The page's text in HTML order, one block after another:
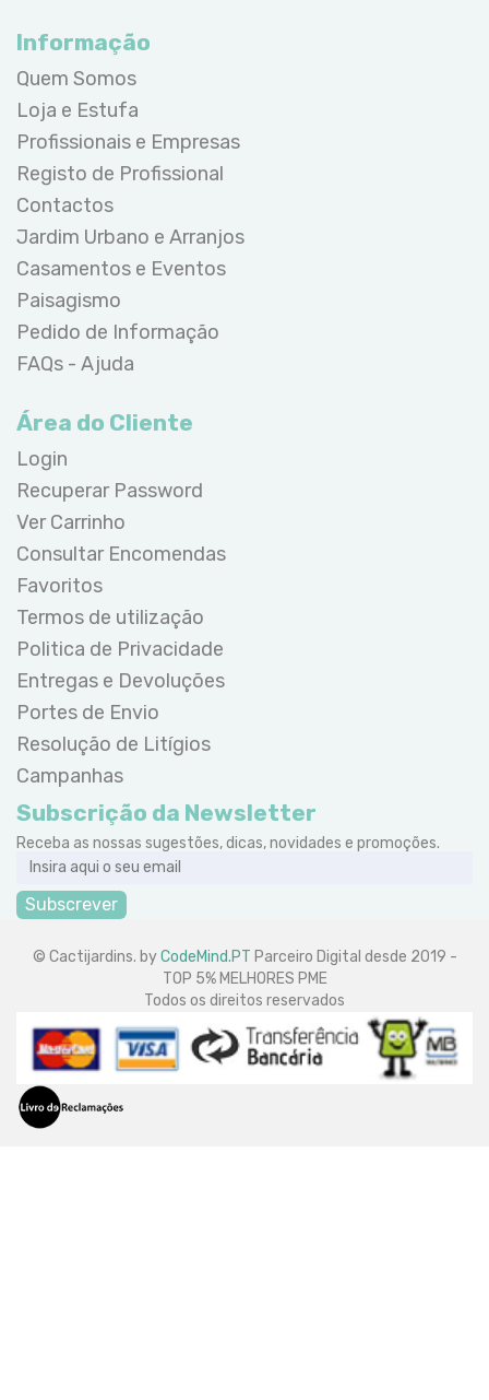
Informação
Quem Somos
Loja e Estufa
Profissionais e Empresas
Registo de Profissional
Contactos
Jardim Urbano e Arranjos
Casamentos e Eventos
Paisagismo
Pedido de Informação
FAQs - Ajuda
Área do Cliente
Login
Recuperar Password
Ver Carrinho
Consultar Encomendas
Favoritos
Termos de utilização
Politica de Privacidade
Entregas e Devoluções
Portes de Envio
Resolução de Litígios
Campanhas
Subscrição da Newsletter
Receba as nossas sugestões, dicas, novidades e promoções.
Subscrever
© Cactijardins. byCodeMind.PT Parceiro Digital desde 2019 -
TOP 5% MELHORES PME
Todos os direitos reservados